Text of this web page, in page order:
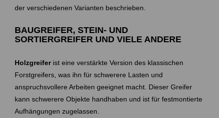
der verschiedenen Varianten beschrieben.
BAUGREIFER, STEIN- UND
SORTIERGREIFER UND VIELE ANDERE
Holzgreifer ist eine verstärkte Version des klassischen
Forstgreifers, was ihn für schwerere Lasten und
anspruchsvollere Arbeiten geeignet macht. Dieser Greifer
kann schwerere Objekte handhaben und ist für festmontierte
Aufhängungen zugelassen.